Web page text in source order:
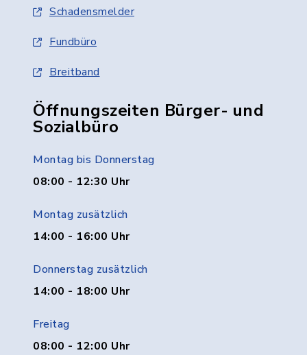
Schadensmelder
Fundbüro
Breitband
Öffnungszeiten Bürger- und
Sozialbüro
Montag bis Donnerstag
08:00 - 12:30 Uhr
Montag zusätzlich
14:00 - 16:00 Uhr
Donnerstag zusätzlich
14:00 - 18:00 Uhr
Freitag
08:00 - 12:00 Uhr